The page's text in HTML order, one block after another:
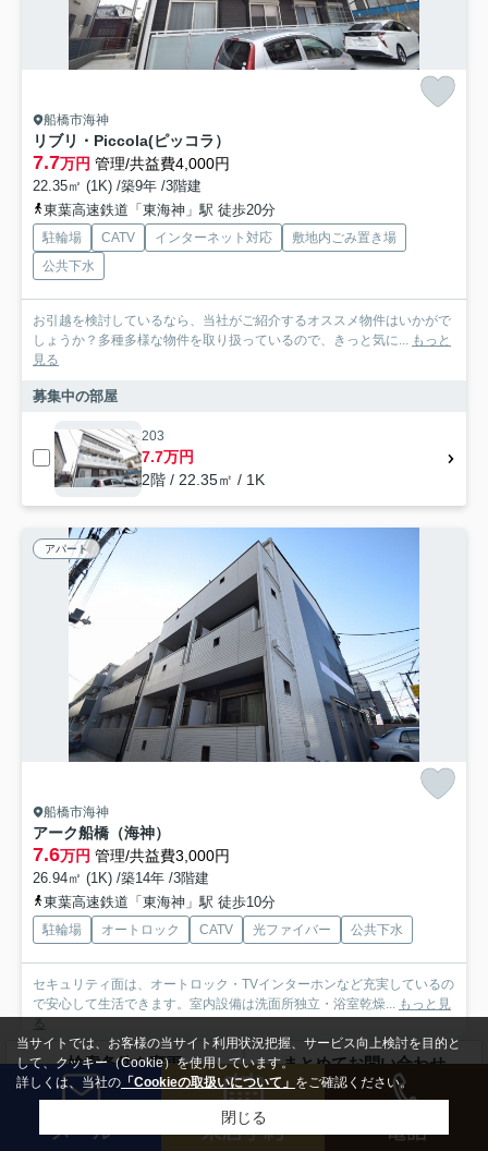
船橋市海神
リブリ・Piccola(ピッコラ）
7.7万円 管理/共益費4,000円
22.35㎡ (1K) /築9年 /3階建
東葉高速鉄道「東海神」駅 徒歩20分
駐輪場 CATV インターネット対応
敷地内ごみ置き場
公共下水
お引越を検討しているなら、当社がご紹介するオススメ物件はいかがで
しょうか？多種多様な物件を取り扱っているので、きっと気に...
もっと
見る
募集中の部屋
203
7.7万円
2階 / 22.35㎡ / 1K
アパート
船橋市海神
アーク船橋（海神）
7.6万円 管理/共益費3,000円
26.94㎡ (1K) /築14年 /3階建
東葉高速鉄道「東海神」駅 徒歩10分
駐輪場 オートロック CATV 光ファイバー 公共下水
セキュリティ面は、オートロック・TVインターホンなど充実しているの
で安心して生活できます。室内設備は洗面所独立・浴室乾燥...
もっと見
る
募集中の部屋
305
3階 / 26.94㎡ / 1K
検索条件を変更 まとめてお問い合わせ
当サイトでは、お客様の当サイト利用状況把握、サービス向上検討を目的と
して、クッキー（Cookie）を使用しています。
詳しくは、当社の 「Cookieの取扱いについて」 をご確認ください。
閉じる